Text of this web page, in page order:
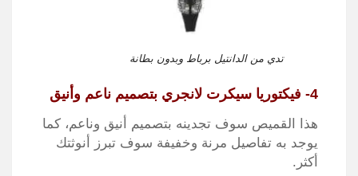
تدي من الدانتيل برباط وبدون بطانة
4- فيكتوريا سيكرت لانجري بتصميم ناعم وأنيق
هذا القميص سوف تجدينه بتصميم أنيق وناعم، كما
يوجد به تفاصيل مرنة وخفيفة سوف تبرز أنوثتك
أكثر.